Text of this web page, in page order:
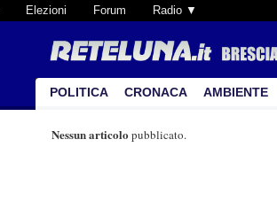
Elezioni Forum Radio ▼
POLITICA CRONACA AMBIENTE
Nessun articolo pubblicato.